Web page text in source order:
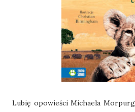
Lubię opowieści Michaela